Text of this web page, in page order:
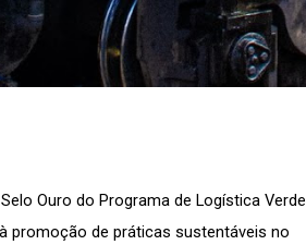
Ouro do Programa de Logística Verde
promoção de práticas sustentáveis no